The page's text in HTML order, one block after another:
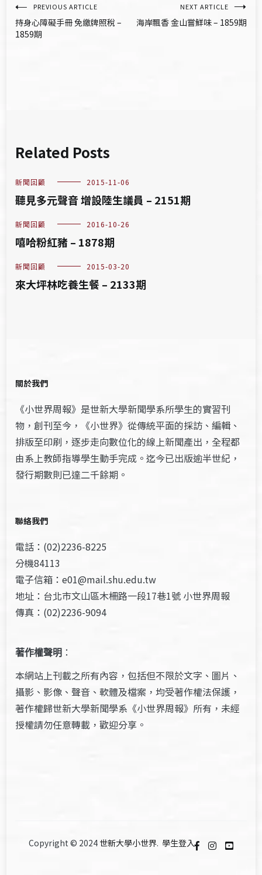
文
章
PREVIOUS ARTICLE
持身心障礙手冊 免繳牌照稅 –
1859期
NEXT ARTICLE
海岸飄香 金山嘗鮮味 – 1859期
Related Posts
新聞回顧 2015-11-06
聽見多元聲音 增設陸生議員 – 2151期
新聞回顧 2016-10-26
嘻哈粉紅豬 – 1878期
新聞回顧 2015-03-20
來大坪林吃養生餐 – 2133期
關於我們
《小世界周報》是世新大學新聞學系所學生的實習刊
物，創刊至今，《小世界》從傳統平面的採訪、編輯、
排版至印刷，逐步走向數位化的線上新聞產出，全程都
由系上教師指導學生動手完成。迄今已出版逾半世紀，
發行期數則已達二千餘期。
聯絡我們
電話：(02)2236-8225
分機84113
電子信箱：e01@mail.shu.edu.tw
地址：台北市文山區木柵路一段17巷1號 小世界周報
傳真：(02)2236-9094
著作權聲明 ：
本網站上刊載之所有內容，包括但不限於文字、圖片、
攝影、影像、聲音、軟體及檔案，均受著作權法保護，
著作權歸世新大學新聞學系《小世界周報》所有，未經
授權請勿任意轉載，歡迎分享。
Copyright © 2024 世新大學小世界. 學生登入